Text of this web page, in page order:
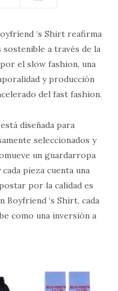
‘s Shirt reafirma
a través de la
el slow fashion, una
y producción
del fast fashion.
diseñada para
seleccionados y
un guardarropa
pieza cuenta una
por la calidad es
Boyfriend ‘s Shirt, cada
como una inversión a